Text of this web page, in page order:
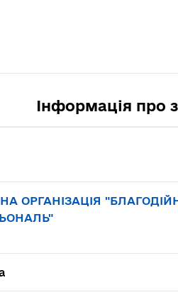
Інформація про
ОРГАНІЗАЦІЯ